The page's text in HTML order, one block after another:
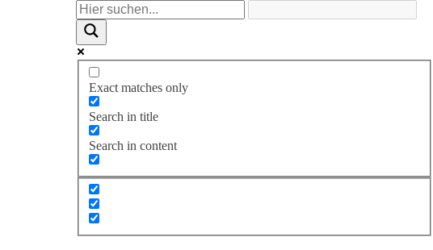
Exact matches only
Search in title
Search in content